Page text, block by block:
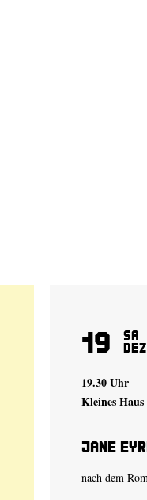
19 Sa
Dez
19.30 Uhr
Kleines Haus
Jane
nach dem